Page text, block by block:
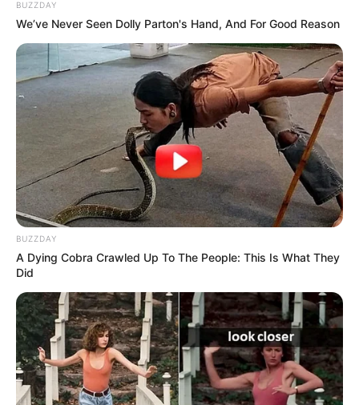
BUZZDAY
We’ve Never Seen Dolly Parton's Hand, And For Good Reason
BUZZDAY
A Dying Cobra Crawled Up To The People: This Is What They
Did